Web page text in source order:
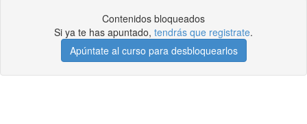
Contenidos bloqueados
Si ya te has apuntado, tendrás que registrate.
Apúntate al curso para desbloquearlos